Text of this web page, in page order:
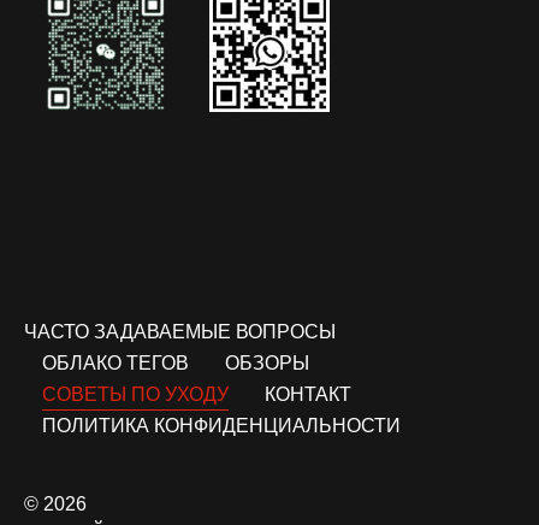
ЧАСТО ЗАДАВАЕМЫЕ ВОПРОСЫ
ОБЛАКО ТЕГОВ
ОБЗОРЫ
СОВЕТЫ ПО УХОДУ
КОНТАКТ
ПОЛИТИКА КОНФИДЕНЦИАЛЬНОСТИ
© 2026